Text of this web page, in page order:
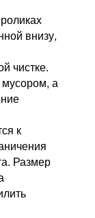
внизу,
чистке.
мусором, а
к
Размер